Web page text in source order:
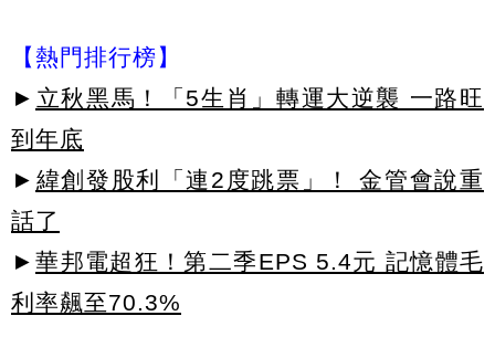
【熱門排行榜】
► 立秋黑馬！「5生肖」轉運大逆襲 一路旺
到年底
► 緯創發股利「連2度跳票」！ 金管會說重
話了
► 華邦電超狂！第二季EPS 5.4元 記憶體毛
利率飆至70.3%